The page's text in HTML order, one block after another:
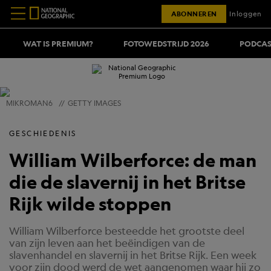
WAT IS PREMIUM? FOTOWEDSTRIJD 2026
ABONNEREN Inloggen
MIKROMAN6 // GETTY IMAGES
GESCHIEDENIS
William Wilberforce: de man
die de slavernij in het Britse
Rijk wilde stoppen
William Wilberforce besteedde het grootste deel
van zijn leven aan het beëindigen van de
slavenhandel en slavernij in het Britse Rijk. Een week
voor zijn dood werd de wet aangenomen waar hij zo